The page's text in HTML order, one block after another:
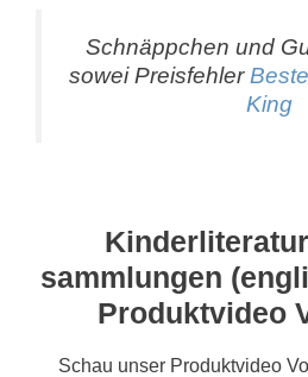
Schnäppchen und
sowei Preisfehler
King
sammlungen
Produktvideo
Schau unser Produktvideo